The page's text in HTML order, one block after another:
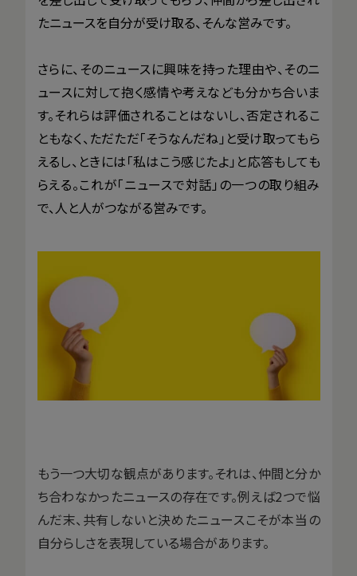
たニュースを自分が受け取る、そんな営みです。
さらに、そのニュースに興味を持った理由や、そのニ
ュースに対して抱く感情や考えなども分かち合いま
す。それらは評価されることはないし、否定されるこ
ともなく、ただただ「そうなんだね」と受け取ってもら
えるし、ときには「私はこう感じたよ」と応答もしても
らえる。これが「ニュースで対話」の一つの取り組み
で、人と人がつながる営みです。
もう一つ大切な観点があります。それは、仲間と分か
ち合わなかったニュースの存在です。例えば2つで悩
んだ末、共有しないと決めたニュースこそが本当の
自分らしさを表現している場合があります。